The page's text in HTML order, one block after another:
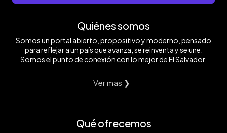
Quiénes somos
Somos un portal abierto, propositivo y moderno, pensado
para reflejar a un país que avanza, se reinventa y se une.
Somos el punto de conexión con lo mejor de El Salvador.
Ver mas ❯
Qué ofrecemos